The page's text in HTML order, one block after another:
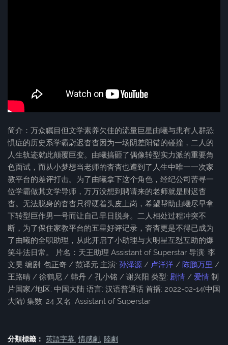
简介：万众瞩目但文学素养欠佳的流量巨星由曦与患有人群恐
惧症的历史系学霸尉迟杳杳因为一场阴差阳错的碰撞，二人的
人生轨迹就此颠覆巨变。由曦搞砸了偶像转型实力派的重要角
色面试，而从小梦想当老师的杳杳也遭到了人生中唯一一次家
教平台的差评打击。为了由曦拿下这个角色，经纪公司苦寻一
位学霸做其文学导师，万万没想到聘请来的老师就是尉迟杳
杳。无法脱身的杳杳只得硬着头皮上岗，希望帮助由曦尽早拿
下转型巨作男一号而让自己早日脱身。二人相处过程冲突不
断，为了保住家教平台的五星好评记录，杳杳更是不得已成为
了由曦的全职助理，从此开启了小助理与大明星互怼互助的爆
笑斗法日常。 片名：天王助理 Assistant of Superstar 导演: 李
文昊 编剧: 包正奇 / 范译元 主演: 孙泽源 / 卢洋洋 / 陈鹏万里 /
王路晴 / 徐鹤尼 / 韩丹 / 孔小铭 / 谢兴阳 类型: 剧情 / 爱情 制
片国家/地区: 中国大陆 语言: 汉语普通话 首播: 2022-02-14(中国
大陆) 集数: 24 又名: Assistant of Superstar
分類標籤： 英語字幕 情感劇 陸劇